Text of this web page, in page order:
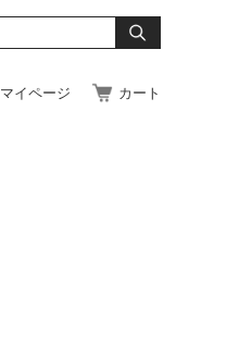
マイページ カート